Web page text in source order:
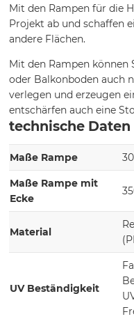
Mit den Rampen für die
Projekt ab und schaffen
andere Flächen.
Mit den Rampen können
oder Balkonboden auch
verlegen und erzeugen
entschärfen auch eine
technische Daten
Maße Rampe
Maße Rampe mit
Ecke
Material
UV Beständigkeit